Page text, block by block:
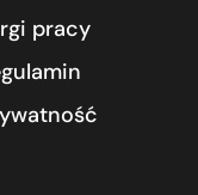
pracy